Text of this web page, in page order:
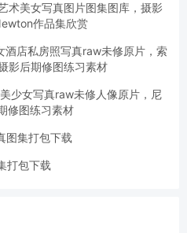
术美女写真图片图集图库，摄影
作品集欣赏
酒店私房照写真raw未修原片，索
影后期修图练习素材
少女写真raw未修人像原片，尼
修图练习素材
图集打包下载
打包下载